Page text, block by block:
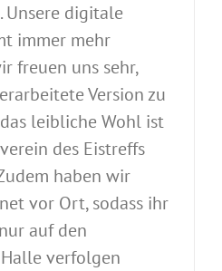
digitale
immer mehr
freuen uns sehr,
Version zu
leibliche Wohl ist
des Eistreffs
haben wir
vor Ort, sodass ihr
auf den
verfolgen